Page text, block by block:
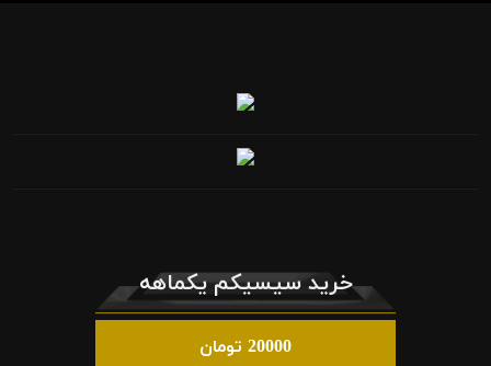
خرید سیسیکم یکماهه
20000 تومان